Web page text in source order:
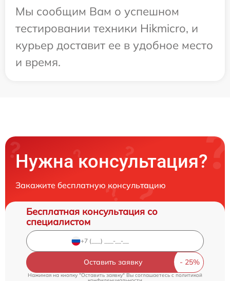
Мы сообщим Вам о успешном
тестировании техники Hikmicro, и
курьер доставит ее в удобное место
и время.
Нужна консультация?
Закажите бесплатную консультацию
Бесплатная консультация со
специалистом
Оставить заявку
Нажимая на кнопку "Оставить заявку" Вы соглашаетесь cполитикой